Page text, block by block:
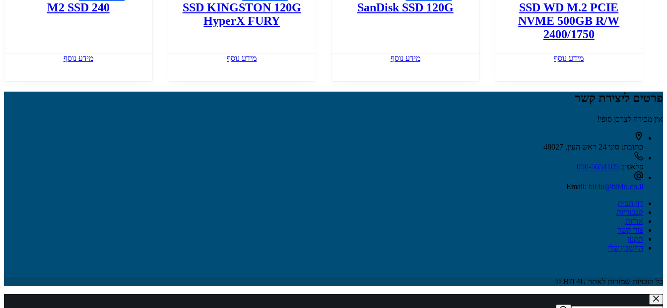
SSD WD M.2 PCIE
NVME 500GB R/W
2400/1750
מידע נוסף
SanDisk SSD 120G
מידע נוסף
SSD KINGSTON 120G
HyperX FURY
מידע נוסף
M2 SSD 240
מידע נוסף
פרטים ליצירת קשר
אין מכירה לצרכן סופי!
כתובת: סיני 24 ראש העין, 48027
פלאפון: 050-5654105
Email: bit4u@bit4u.co.il
דף הבית
קטגוריות
אודות
צור קשר
תקנון
החשבון שלי
כל הזכויות שמורות לאתר BIT4U ©